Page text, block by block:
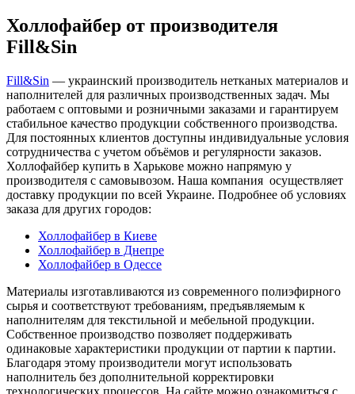
Холлофайбер от производителя
Fill&Sin
Fill&Sin — украинский производитель нетканых материалов и
наполнителей для различных производственных задач. Мы
работаем с оптовыми и розничными заказами и гарантируем
стабильное качество продукции собственного производства.
Для постоянных клиентов доступны индивидуальные условия
сотрудничества с учетом объёмов и регулярности заказов.
Холлофайбер купить в Харькове можно напрямую у
производителя с самовывозом. Наша компания осуществляет
доставку продукции по всей Украине. Подробнее об условиях
заказа для других городов:
Холлофайбер в Киеве
Холлофайбер в Днепре
Холлофайбер в Одессе
Материалы изготавливаются из современного полиэфирного
сырья и соответствуют требованиям, предъявляемым к
наполнителям для текстильной и мебельной продукции.
Собственное производство позволяет поддерживать
одинаковые характеристики продукции от партии к партии.
Благодаря этому производители могут использовать
наполнитель без дополнительной корректировки
технологических процессов. На сайте можно ознакомиться с